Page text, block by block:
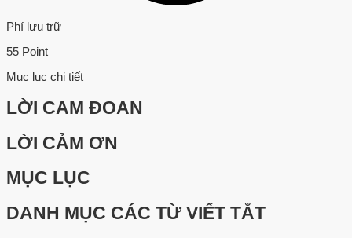
Phí lưu trữ
55 Point
Mục lục chi tiết
LỜI CAM ĐOAN
LỜI CẢM ƠN
MỤC LỤC
DANH MỤC CÁC TỪ VIẾT TẮT